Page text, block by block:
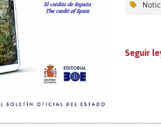
Seguir